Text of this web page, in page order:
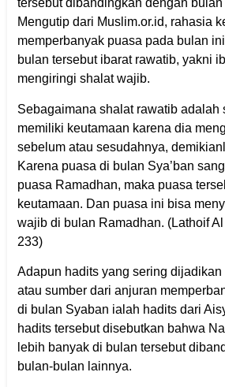
tersebut dibandingkan dengan
Mengutip dari Muslim.or.id, rahasia
memperbanyak puasa pada bulan
bulan tersebut ibarat rawatib, yakni
mengiringi shalat wajib.
Sebagaimana shalat rawatib adalah
memiliki keutamaan karena dia
sebelum atau sesudahnya,
Karena puasa di bulan Sya’ban
puasa Ramadhan, maka puasa
keutamaan. Dan puasa ini bisa
wajib di bulan Ramadhan. (Lathoif Al
233)
Adapun hadits yang sering
atau sumber dari anjuran
di bulan Syaban ialah hadits dari
hadits tersebut disebutkan bahwa
lebih banyak di bulan tersebut
bulan-bulan lainnya.